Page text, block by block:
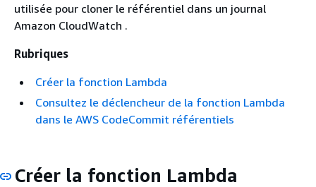
utilisée pour cloner le référentiel dans un journal
Amazon CloudWatch .
Rubriques
Créer la fonction Lambda
Consultez le déclencheur de la fonction Lambda
dans le AWS CodeCommit référentiels
Créer la fonction Lambda